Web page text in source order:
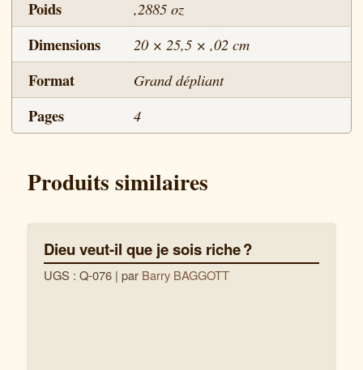
Poids ,2885 oz
Dimensions 20 × 25,5 × ,02 cm
Format Grand dépliant
Pages 4
Produits similaires
Dieu veut-il que je sois riche ?
UGS : Q-076 | par Barry BAGGOTT